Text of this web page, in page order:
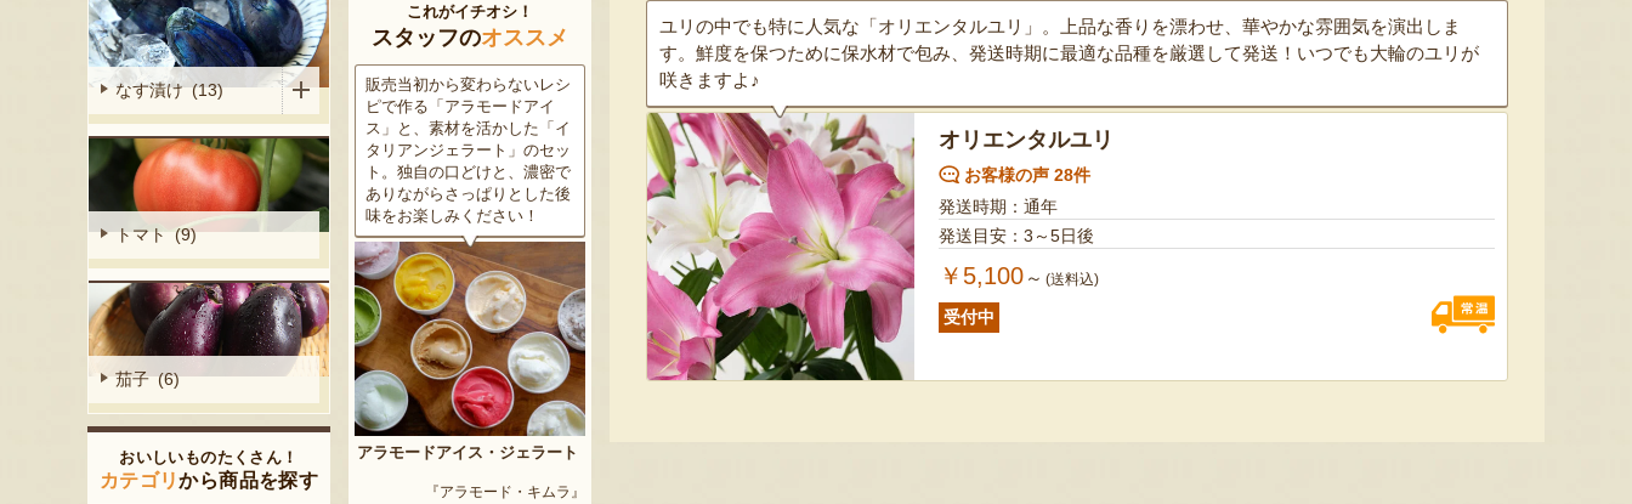
ユリの中でも特に人気な「オリエンタルユリ」。上品な香りを漂わせ、華やかな雰囲気を演出しま
す。鮮度を保つために保水材で包み、発送時期に最適な品種を厳選して発送！いつでも大輪のユリが
咲きますよ♪
オリエンタルユリ
お客様の声 28件
発送時期：通年
発送目安：3～5日後
￥5,100 ～ (送料込)
受付中
なす漬け (13)
トマト (9)
茄子 (6)
おいしいものたくさん！
カテゴリから商品を探す
これがイチオシ！
スタッフのオススメ
販売当初から変わらないレシ
ピで作る「アラモードアイ
ス」と、素材を活かした「イ
タリアンジェラート」のセッ
ト。独自の口どけと、濃密で
ありながらさっぱりとした後
味をお楽しみください！
アラモードアイス・ジェラート
『アラモード・キムラ』
この道50年の大ベテラン農家
が育てた美味しい新潟枝豆・
茶豆！手塩にかけて育てた枝
豆の甘味と深い香り、コクの
ある旨味を是非一度お試し下
さい。お中元にもオススメ！
予約注文：新潟産 枝豆・茶豆
新潟の夏と言えば大阪屋の流
れ梅！国産の梅果汁とくずき
り風のゼリーの相性が抜群。
爽やかな甘みとツルッとした
食感は一度食べたらクセにな
るはず！お中元にも喜ばれる
こと間違い無し！
「深雪なす」を使ったなす漬
け。しっかりとした塩味が好
評で、地元の直売所で大人気
の商品です。夏はもちろん、
甘みがのった秋なすは特に絶
品。新米との相性も抜群で
す！
たアールスメロン！イギリス
生まれの原種メロンの血をひ
く、「メロンの王様」とも呼
おすすめです。
梨。有機質肥料と、すべての
ど、旬の品種をお届けしま